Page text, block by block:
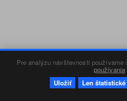
Pre analýzu návštevnosti používame
používania
Uložiť
Len štatistické